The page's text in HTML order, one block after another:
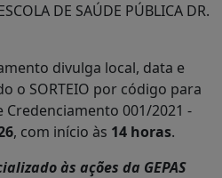
DE SAÚDE PÚBLICA DR.
divulga local, data e
o SORTEIO por código para
001/2021 -
, com início às 14 horas.
às ações da GEPAS